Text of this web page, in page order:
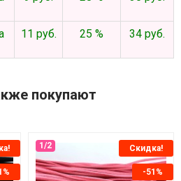
11 руб. 25 % 34 руб.
покупают
Скидка!
-51%